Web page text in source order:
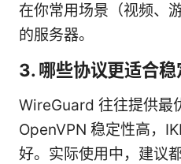
在你常用场景（视频、
的服务器。
3. 哪些协议更适合稳
WireGuard 往往提供最
OpenVPN 稳定性高，
好。实际使用中，建议